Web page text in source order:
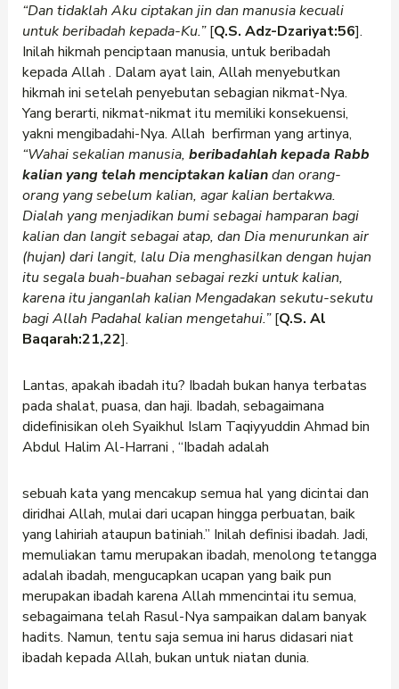
“Dan tidaklah Aku ciptakan jin dan manusia kecuali
untuk beribadah kepada-Ku.”[Q.S. Adz-Dzariyat:56].
Inilah hikmah penciptaan manusia, untuk beribadah
kepada Allah . Dalam ayat lain, Allah menyebutkan
hikmah ini setelah penyebutan sebagian nikmat-Nya.
Yang berarti, nikmat-nikmat itu memiliki konsekuensi,
yakni mengibadahi-Nya. Allah berfirman yang artinya,
“Wahai sekalian manusia, beribadahlah kepada Rabb
kalian yang telah menciptakan kaliandan orang-
orang yang sebelum kalian, agar kalian bertakwa.
Dialah yang menjadikan bumi sebagai hamparan bagi
kalian dan langit sebagai atap, dan Dia menurunkan air
(hujan) dari langit, lalu Dia menghasilkan dengan hujan
itu segala buah-buahan sebagai rezki untuk kalian,
karena itu janganlah kalian Mengadakan sekutu-sekutu
bagi Allah Padahal kalian mengetahui.”[Q.S. Al
Baqarah:21,22].
Lantas, apakah ibadah itu? Ibadah bukan hanya terbatas
pada shalat, puasa, dan haji. Ibadah, sebagaimana
didefinisikan oleh Syaikhul Islam Taqiyyuddin Ahmad bin
Abdul Halim Al-Harrani , “Ibadah adalah
sebuah kata yang mencakup semua hal yang dicintai dan
diridhai Allah, mulai dari ucapan hingga perbuatan, baik
yang lahiriah ataupun batiniah.” Inilah definisi ibadah. Jadi,
memuliakan tamu merupakan ibadah, menolong tetangga
adalah ibadah, mengucapkan ucapan yang baik pun
merupakan ibadah karena Allah mmencintai itu semua,
sebagaimana telah Rasul-Nya sampaikan dalam banyak
hadits. Namun, tentu saja semua ini harus didasari niat
ibadah kepada Allah, bukan untuk niatan dunia.